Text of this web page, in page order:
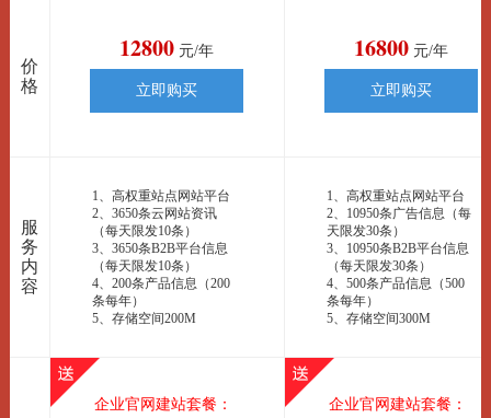
价
格
12800 元/年
立即购买
16800 元/年
立即购买
服
务
内
容
1、高权重站点网站平台
2、3650条云网站资讯
（每天限发10条）
3、3650条B2B平台信息
（每天限发10条）
4、200条产品信息（200
条每年）
5、存储空间200M
1、高权重站点网站平台
2、10950条广告信息（每
天限发30条）
3、10950条B2B平台信息
（每天限发30条）
4、500条产品信息（500
条每年）
5、存储空间300M
企业官网建站套餐： 企业官网建站套餐：